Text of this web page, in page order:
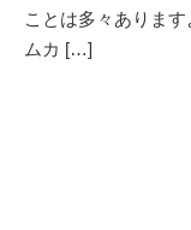
ことは多々ありま
ムカ […]